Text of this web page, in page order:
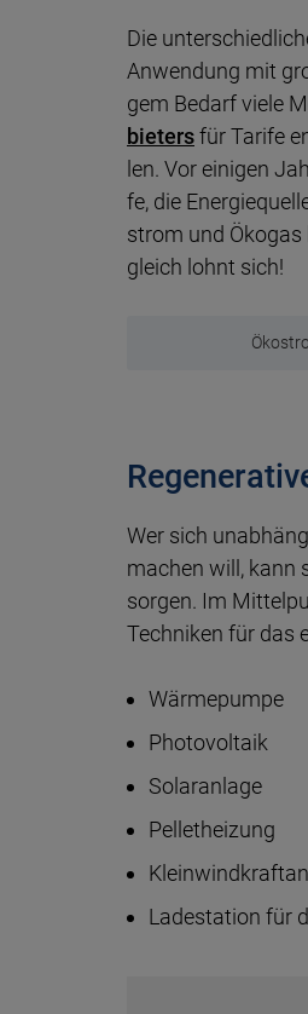
Die
An­wen­dung mit
gem Be­darf vie­le
bie­tersfür Tari­fe
len. Vor eini­gen
fe, die
strom und
gleich lohnt sich!
Wer sich
machen will, kann
sor­gen. Im
Techni­ken für das
Wärme­pumpe
Photo­voltaik
Solar­anlage
Pellet­heizung
Lade­station für